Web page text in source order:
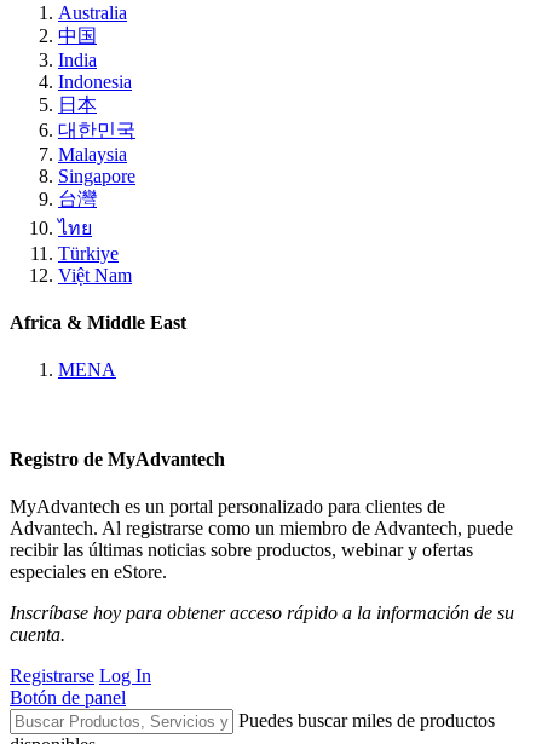
Australia
中国
India
Indonesia
日本
대한민국
Malaysia
Singapore
台灣
ไทย
Türkiye
Việt Nam
Africa & Middle East
MENA
Registro de MyAdvantech
MyAdvantech es un portal personalizado para clientes de
Advantech. Al registrarse como un miembro de Advantech, puede
recibir las últimas noticias sobre productos, webinar y ofertas
especiales en eStore.
Inscríbase hoy para obtener acceso rápido a la información de su
cuenta.
Registrarse Log In
Botón de panel
Puedes buscar miles de productos